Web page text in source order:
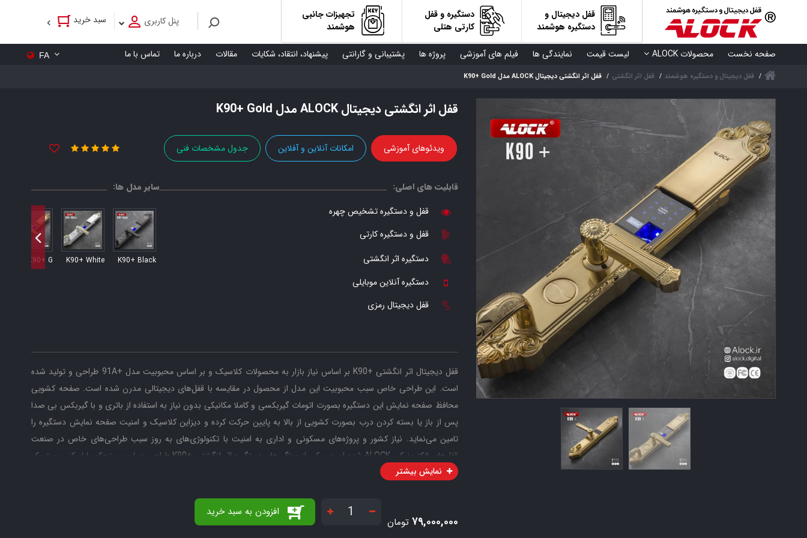
قفل دیجیتال و
دستگیره هوشمند
دستگیره و قفل
کارتی هتلی
تجهیزات جانبی
هوشمند
سبد خرید پنل کاربری
صفحه نخست محصولات ALOCK لیست قیمت نمایندگی ها فیلم های آموزشی پروژه ها پشتیبانی و گارانتی پیشنهاد، انتقاد، شکایات مقالات درباره ما تماس با ما FA
قفل دیجیتال و دستگیره هوشمند قفل اثر انگشتی قفل اثر انگشتی دیجیتال ALOCK مدل K90+ Gold
قفل اثر انگشتی دیجیتال ALOCK مدل K90+ Gold
ویدئوهای آموزشی امکانات آنلاین و آفلاین جدول مشخصات فنی
قابلیت های اصلی:
قفل و دستگیره تشخیص چهره
قفل و دستگیره کارتی
دستگیره اثر انگشتی
دستگیره آنلاین موبایلی
قفل دیجیتال رمزی
سایر مدل ها:
K90+ Black
K90+ White
K90+ G
قفل دیجیتال اثر انگشتی +K90 بر اساس نیاز بازار به محصولات کلاسیک و بر اساس محبوبیت مدل +91A طراحی و تولید شده
است. این طراحی خاص سبب محبوبیت این مدل از محصول در مقایسه با قفل‌های دیجیتالی مدرن شده است. صفحه کشویی
محافظ صفحه نمایش این دستگیره بصورت اتومات گیربکسی و کاملا مکانیکی بدون نیاز به استفاده از باتری و با گیربکس بی صدا
پس از باز یا بسته کردن درب بصورت کشویی از بالا به پایین حرکت کرده و دیزاین کلاسیک و امنیت صفحه نمایش دستگیره را
تامین می‌نماید. نیاز کشور و پروژه‌های مسکونی و اداری به امنیت با تکنولوژی‌های به روز سبب طراحی‌های خاص در صنعت
قفل‌های الکترونیکی ALOCK شده است. یکی از ویژگی‌های دستگیره اثر انگشتی +K90 طراحی زیبا و مستحکم با اسکنر بیومتریک
ارگونومیک می‌باشد. این قفل با قطعات ساخت ژاپن طراحی و تولید شده که سبب افزایش طول عمر این محصول در مقایسه با دیگر
بدنه این قفل اثر انگشتی، از قطعات کاملا فلزی ساخته شده که استقامت آن را در برابر برندهای دیگر بازار بیشتر کرده است.
دستگیره اثر انگشتی +K90 قابلیت ذخیره 100 نفر اثر انگشت و تعداد 200 نفر کاربر مستقیم (آفلاین) و بیش از یک میلیون نفر
نمایش بیشتر
۷۹,۰۰۰,۰۰۰ تومان
افزودن به سبد خرید
قفل دیجیتال ALOCK مدل +K90
قفل دیجیتال ALOCK مدل +K90